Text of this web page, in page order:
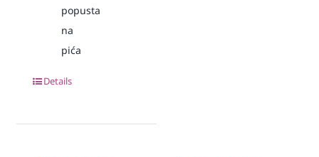
popusta
na
pića
Details